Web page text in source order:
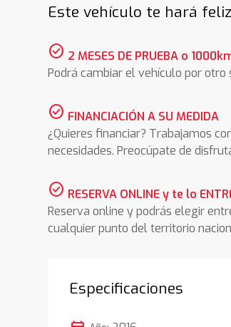
Este vehículo te hará
check_circle 2 MESES DE PRUEBA o
Podrá cambiar el vehículo por otro
check_circle FINANCIACIÓN A SU MEDIDA
¿Quieres financiar? Trabajamos
necesidades. Preocúpate de
check_circle RESERVA ONLINE y te lo
Reserva online y podrás elegir
cualquier punto del territorio
Especificaciones